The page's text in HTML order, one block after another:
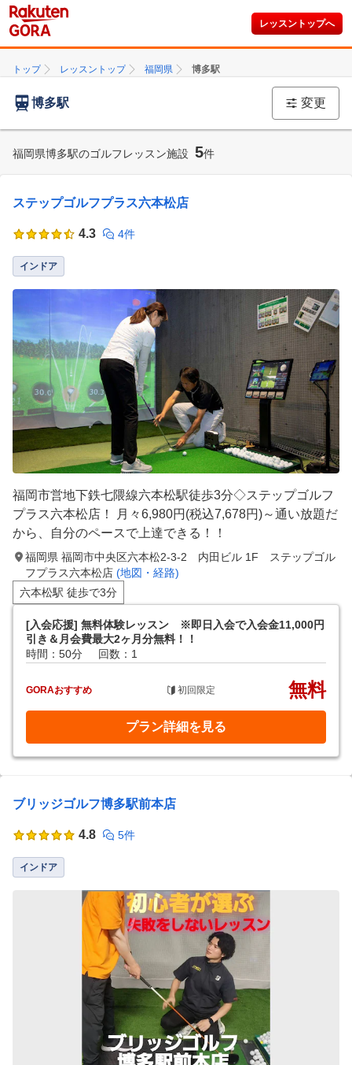
レッスントップへ
トップ レッスントップ 福岡県 博多駅
博多駅 変更
福岡県博多駅のゴルフレッスン施設 5件
ステップゴルフプラス六本松店
4.3 4件
インドア
福岡市営地下鉄七隈線六本松駅徒歩3分◇ステップゴルフ
プラス六本松店！ 月々6,980円(税込7,678円)～通い放題だ
から、自分のペースで上達できる！！
福岡県 福岡市中央区六本松2-3-2 内田ビル 1F ステップゴル
フプラス六本松店 (地図・経路)
六本松駅 徒歩で3分
[入会応援] 無料体験レッスン ※即日入会で入会金11,000円
引き＆月会費最大2ヶ月分無料！！
時間：50分
回数：1
GORAおすすめ 初回限定 無料
プラン詳細を見る
ブリッジゴルフ博多駅前本店
4.8 5件
インドア